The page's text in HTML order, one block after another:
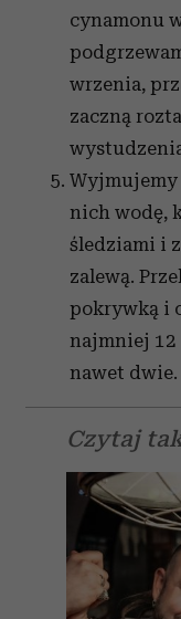
cynamonu
wrzenia,
zaczną
Wyjmujemy
nich wodę,
śledziami i
zalewą.
pokrywką i
najmniej 12
nawet dwie.
Czytaj